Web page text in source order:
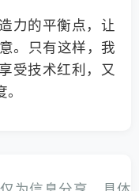
力的平衡点，让
。只有这样，我
受技术红利，又